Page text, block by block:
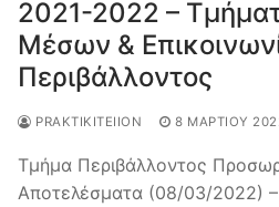
2021-2022 –
Μέσων &
Περιβάλλοντος
PRAKTIKITEIION 8 ΜΑΡΤΊΟΥ
Τμήμα Περιβάλλοντος
Αποτελέσματα (08/03/2022)